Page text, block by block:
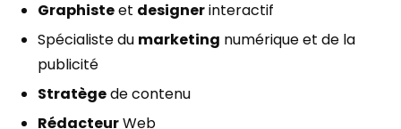
Graphisteet designerinteractif
Spécialiste du marketing numérique et de la
publicité
Stratègede contenu
RédacteurWeb